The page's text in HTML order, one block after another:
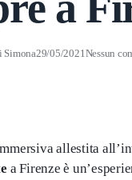
Simona29/05/2021Nessun
allestita
a Firenze è